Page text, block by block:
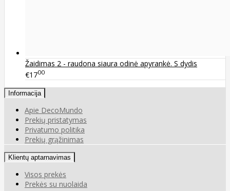
Žaidimas 2 - raudona siaura odinė apyrankė. S dydis
€1700
Informacija
Apie DecoMundo
Prekių pristatymas
Privatumo politika
Prekių grąžinimas
Klientų aptarnavimas
Visos prekės
Prekės su nuolaida